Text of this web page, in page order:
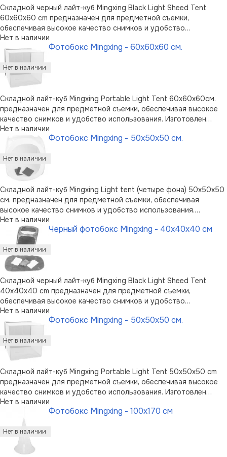
Складной черный лайт-куб Mingxing Black Light Sheed Tent
60x60x60 cm предназначен для предметной съемки,
обеспечивая высокое качество снимков и удобство
использования. Изготовлен лайт-куб в виде стального каркаса,
на который натягивается безшовная полупрозрачная ткань.
Компактный в сложенном …
Нет в наличии
Фотобокс Mingxing - 60x60x60 см.
Складной лайт-куб Mingxing Portable Light Tent 60x60x60см.
предназначен для предметной съемки, обеспечивая высокое
качество снимков и удобство использования. Изготовлен
лайт-куб в виде стального каркаса, на который натягивается
безшовная полупрозрачная ткань. Компактный в сложенном
состоянии карка …
Нет в наличии
Фотобокс Mingxing - 50x50x50 см.
Складной лайт-куб Mingxing Light tent (четыре фона) 50x50x50
см. предназначен для предметной съемки, обеспечивая
высокое качество снимков и удобство использования.
Изготовлен лайт-куб в виде стального каркаса, на который
натягивается безшовная полупрозрачная ткань. Компактный в
сложенном состояни …
Нет в наличии
Черный фотобокс Mingxing - 40x40x40 см
Складной черный лайт-куб Mingxing Black Light Sheed Tent
40x40x40 cm предназначен для предметной съемки,
обеспечивая высокое качество снимков и удобство
использования. Изготовлен лайт-куб в виде стального каркаса,
на который натягивается безшовная полупрозрачная ткань.
Компактный в сложенном сос …
Нет в наличии
Фотобокс Mingxing - 50x50x50 см.
Складной лайт-куб Mingxing Portable Light Tent 50x50x50 cm
предназначен для предметной съемки, обеспечивая высокое
качество снимков и удобство использования. Изготовлен
лайт-куб в виде стального каркаса, на который натягивается
безшовная полупрозрачная ткань. Компактный в сложенном
состоянии карка …
Нет в наличии
Фотобокс Mingxing - 100x170 см